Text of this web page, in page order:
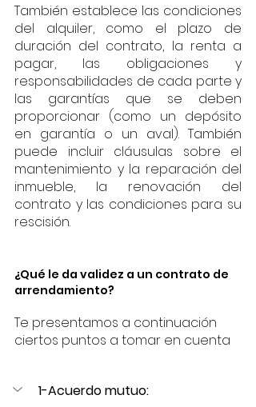
También establece las condiciones
del alquiler, como el plazo de
duración del contrato, la renta a
pagar, las obligaciones y
responsabilidades de cada parte y
las garantías que se deben
proporcionar (como un depósito
en garantía o un aval). También
puede incluir cláusulas sobre el
mantenimiento y la reparación del
inmueble, la renovación del
contrato y las condiciones para su
rescisión.
¿Qué le da validez a un contrato de
arrendamiento?
Te presentamos a continuación
ciertos puntos a tomar en cuenta
1-Acuerdo mutuo: